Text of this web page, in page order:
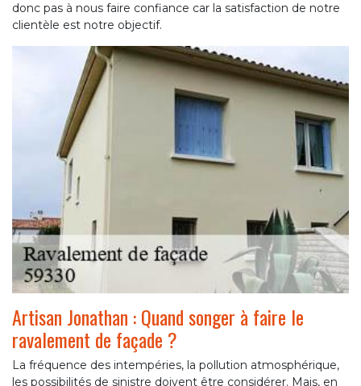
donc pas à nous faire confiance car la satisfaction de notre
clientèle est notre objectif.
Artisan Jonathan : Quand songer à faire le
ravalement de façade ?
La fréquence des intempéries, la pollution atmosphérique,
les possibilités de sinistre doivent être considérer. Mais, en